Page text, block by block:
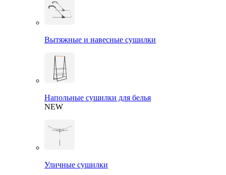
Вытяжные и навесные сушилки
Напольные сушилки для белья
NEW
Уличные сушилки